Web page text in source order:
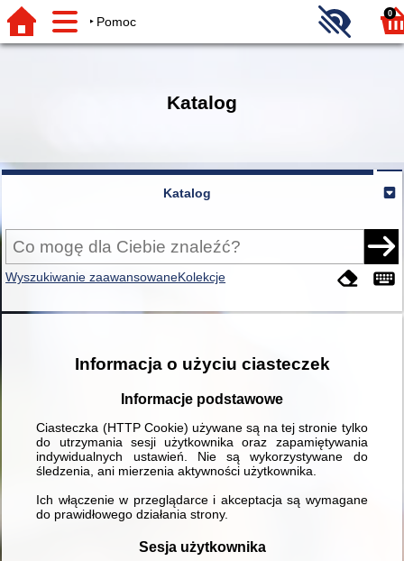
Pomoc
0
Katalog
Katalog
Wyszukiwanie zaawansowaneKolekcje
Informacja o użyciu ciasteczek
Informacje podstawowe
Ciasteczka (HTTP Cookie) używane są na tej stronie tylko
do utrzymania sesji użytkownika oraz zapamiętywania
indywidualnych ustawień. Nie są wykorzystywane do
śledzenia, ani mierzenia aktywności użytkownika.
Ich włączenie w przeglądarce i akceptacja są wymagane
do prawidłowego działania strony.
Sesja użytkownika